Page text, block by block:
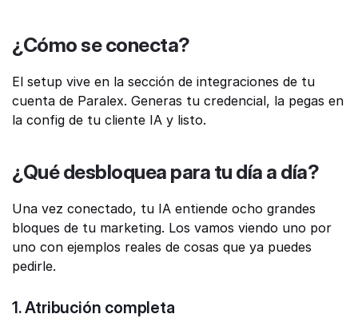
¿Cómo se conecta?
El setup vive en la sección de integraciones de tu
cuenta de Paralex. Generas tu credencial, la pegas en
la config de tu cliente IA y listo.
¿Qué desbloquea para tu día a día?
Una vez conectado, tu IA entiende ocho grandes
bloques de tu marketing. Los vamos viendo uno por
uno con ejemplos reales de cosas que ya puedes
pedirle.
1. Atribución completa